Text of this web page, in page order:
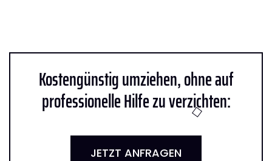
Kostengünstig umziehen, ohne auf
professionelle Hilfe zu verzichten:
JETZT ANFRAGEN